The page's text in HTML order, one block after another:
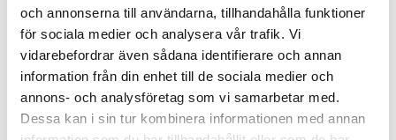
och annonserna till användarna, tillhandahålla funktioner
för sociala medier och analysera vår trafik. Vi
vidarebefordrar även sådana identifierare och annan
information från din enhet till de sociala medier och
annons- och analysföretag som vi samarbetar med.
Dessa kan i sin tur kombinera informationen med annan
Charlottenberg 5 st Reservera
Enköping 2 st
Fler butiker
Kan hämtas om en timme
Inom butikens öppettider